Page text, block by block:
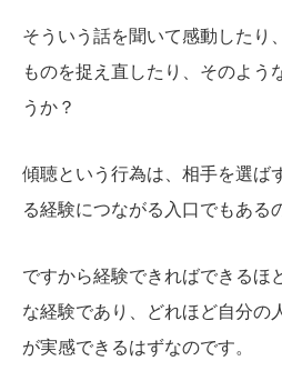
そういう話を聞いて感動したり
ものを捉え直したり、そのよう
うか？
傾聴という行為は、相手を選ば
る経験につながる入口でもある
ですから経験できればできるほ
な経験であり、どれほど自分の
が実感できるはずなのです。